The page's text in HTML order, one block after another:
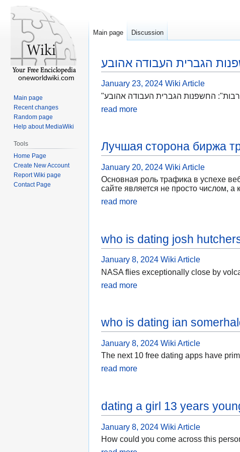
הגברית העבודה אהובע
January 23, 2024 Wiki Article
החשפנות הגברית העבודה אהובע
read more
Лучшая сторона биржа
January 20, 2024 Wiki Article
Основная роль трафика в успехе
сайте является не просто числом,
read more
who is dating josh
January 8, 2024 Wiki Article
NASA flies exceptionally close by
read more
who is dating ian
January 8, 2024 Wiki Article
The next 10 free dating apps have
read more
dating a girl 13 years
January 8, 2024 Wiki Article
How could you come across this
Main page Discussion
oneworldwiki.com
Main page
Recent changes
Random page
Help about MediaWiki
Tools
Home Page
Create New Account
Report Wiki page
Contact Page